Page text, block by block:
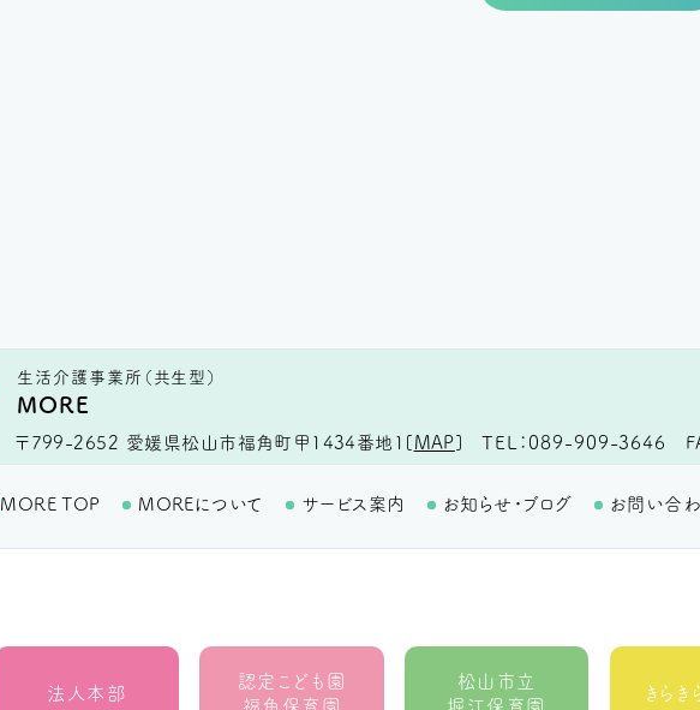
生活介護事業所（共生型）
MORE
〒799-2652 愛媛県松山市福角町甲1434番地1 [ MAP ] TEL 089-909-3646
MORE TOP MOREについて サービス案内 お知らせ・ブログ お問い合
法人本部
認定こども園
福角保育園
松山市立
堀江保育園
きらき